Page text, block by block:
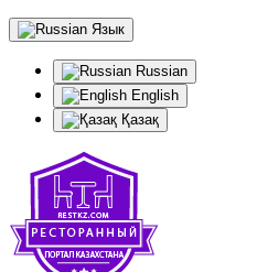
Язык
Russian
English
Қазақ